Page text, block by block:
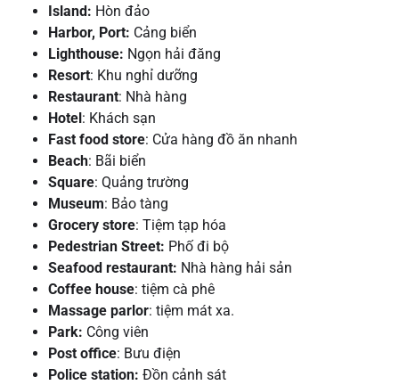
Island: Hòn đảo
Harbor, Port: Cảng biển
Lighthouse: Ngọn hải đăng
Resort: Khu nghỉ dưỡng
Restaurant: Nhà hàng
Hotel: Khách sạn
Fast food store: Cửa hàng đồ ăn nhanh
Beach: Bãi biển
Square: Quảng trường
Museum: Bảo tàng
Grocery store: Tiệm tạp hóa
Pedestrian Street: Phố đi bộ
Seafood restaurant: Nhà hàng hải sản
Coffee house: tiệm cà phê
Massage parlor: tiệm mát xa.
Park: Công viên
Post office: Bưu điện
Police station: Đồn cảnh sát